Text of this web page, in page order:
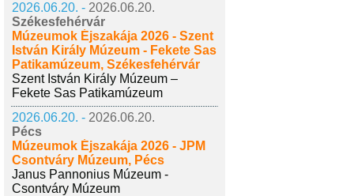
2026.06.20. - 2026.06.20.
Székesfehérvár
Múzeumok Éjszakája 2026 - Szent
István Király Múzeum - Fekete Sas
Patikamúzeum, Székesfehérvár
Szent István Király Múzeum –
Fekete Sas Patikamúzeum
2026.06.20. - 2026.06.20.
Pécs
Múzeumok Éjszakája 2026 - JPM
Csontváry Múzeum, Pécs
Janus Pannonius Múzeum -
Csontváry Múzeum